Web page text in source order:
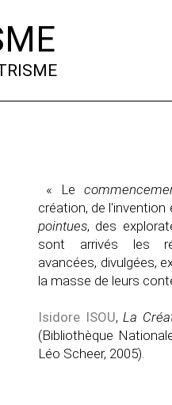
« Le
création, de l'invention
pointues, des
sont arrivés les
avancées, divulgées,
la masse de leurs
Isidore ISOU,La
(Bibliothèque
Léo Scheer, 2005).